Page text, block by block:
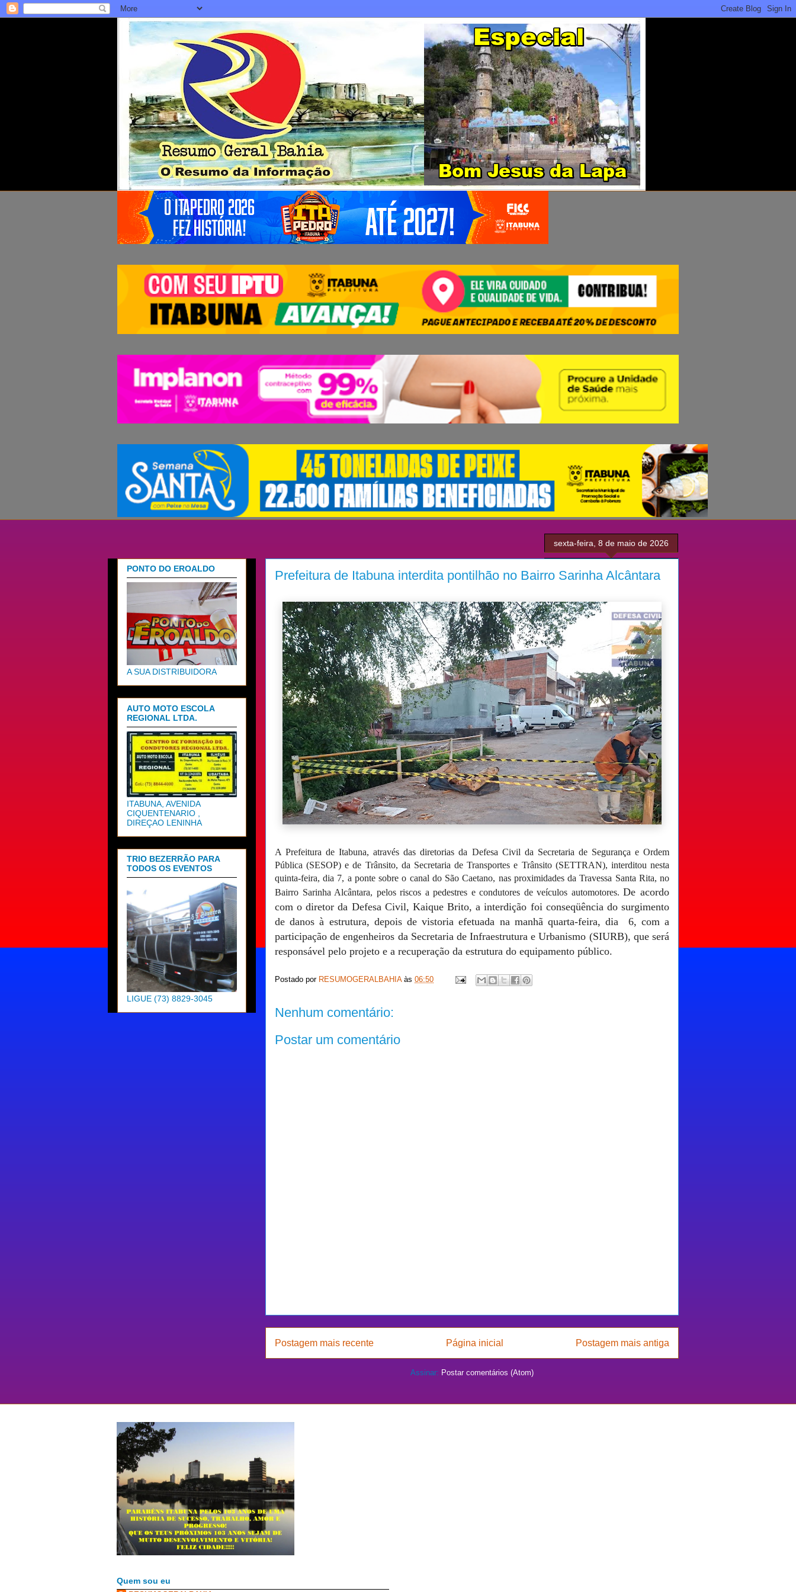
sexta-feira, 8 de maio de 2026
Prefeitura de Itabuna interdita pontilhão no Bairro Sarinha Alcântara
A Prefeitura de Itabuna, através das diretorias da Defesa Civil da Secretaria de Segurança e Ordem
Pública (SESOP) e de Trânsito, da Secretaria de Transportes e Trânsito (SETTRAN), interditou nesta
quinta-feira, dia 7, a ponte sobre o canal do São Caetano, nas proximidades da Travessa Santa Rita, no
Bairro Sarinha Alcântara, pelos riscos a pedestres e condutores de veículos automotores.De acordo
com o diretor da Defesa Civil, Kaique Brito, a interdição foi conseqüência do surgimento
de danos à estrutura, depois de vistoria efetuada na manhã quarta-feira, dia 6, com a
participação de engenheiros da Secretaria de Infraestrutura e Urbanismo (SIURB), que será
responsável pelo projeto e a recuperação da estrutura do equipamento público.
Postado por RESUMOGERALBAHIA às 06:50
Nenhum comentário:
Postar um comentário
Postagem mais recente Postagem mais antiga
Página inicial
Assinar: Postar comentários (Atom)
PONTO DO EROALDO
A SUA DISTRIBUIDORA
AUTO MOTO ESCOLA
REGIONAL LTDA.
ITABUNA, AVENIDA
CIQUENTENARIO ,
DIREÇAO LENINHA
TRIO BEZERRÃO PARA
TODOS OS EVENTOS
LIGUE (73) 8829-3045
Quem sou eu